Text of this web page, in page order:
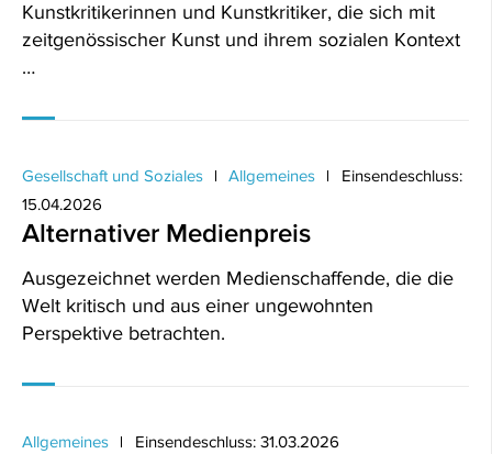
Kunstkritikerinnen und Kunstkritiker, die sich mit
zeitgenössischer Kunst und ihrem sozialen Kontext
…
Gesellschaft und Soziales Allgemeines
Einsendeschluss:
15.04.2026
Alternativer Medienpreis
Ausgezeichnet werden Medienschaffende, die die
Welt kritisch und aus einer ungewohnten
Perspektive betrachten.
Allgemeines Einsendeschluss: 31.03.2026